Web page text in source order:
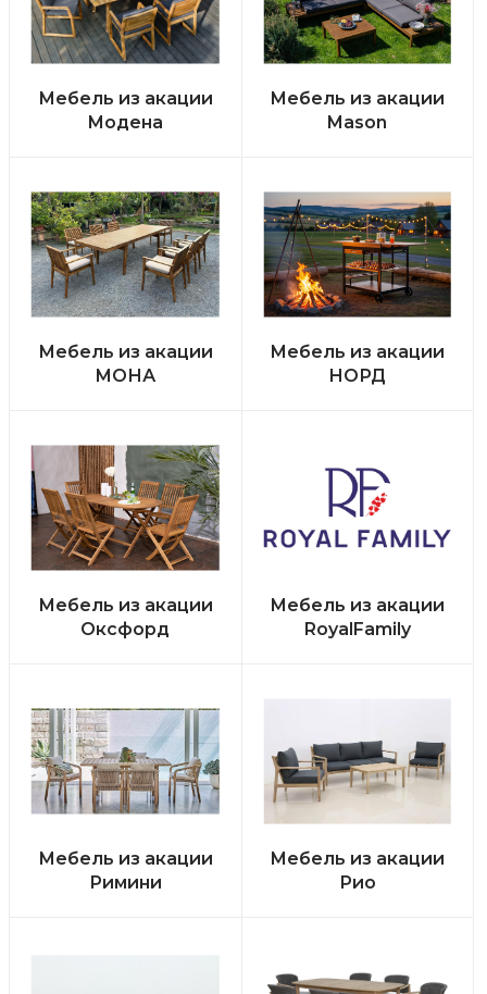
Мебель из акации
Модена
Мебель из акации
Mason
Мебель из акации
МОНА
Мебель из акации
НОРД
Мебель из акации
Оксфорд
Мебель из акации
RoyalFamily
Мебель из акации
Римини
Мебель из акации
Рио